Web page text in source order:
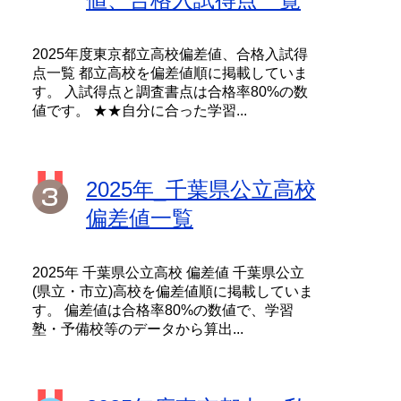
2025年度東京都立高校偏差値、合格入試得
点一覧 都立高校を偏差値順に掲載していま
す。 入試得点と調査書点は合格率80%の数
値です。 ★★自分に合った学習...
2025年_千葉県公立高校
偏差値一覧
2025年 千葉県公立高校 偏差値 千葉県公立
(県立・市立)高校を偏差値順に掲載していま
す。 偏差値は合格率80%の数値で、学習
塾・予備校等のデータから算出...